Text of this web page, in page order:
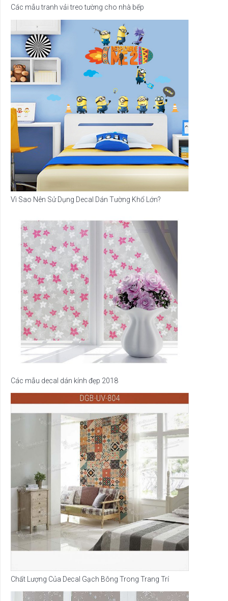
Các mẫu tranh vải treo tường cho nhà bếp
Vì Sao Nên Sử Dụng Decal Dán Tường Khổ Lớn?
Các mẫu decal dán kính đẹp 2018
Chất Lượng Của Decal Gạch Bông Trong Trang Trí